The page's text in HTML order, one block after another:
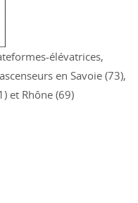
élévatrices,
en Savoie (73),
et Rhône (69)